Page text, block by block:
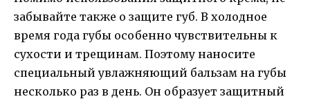
забывайте также о защите губ. В холодное
время года губы особенно чувствительны к
сухости и трещинам. Поэтому наносите
специальный увлажняющий бальзам на губы
несколько раз в день. Он образует защитный